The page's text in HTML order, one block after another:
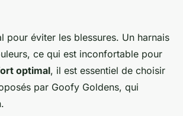
pour éviter les blessures. Un harnais
ce qui est inconfortable pour
optimal, il est essentiel de choisir
par Goofy Goldens, qui